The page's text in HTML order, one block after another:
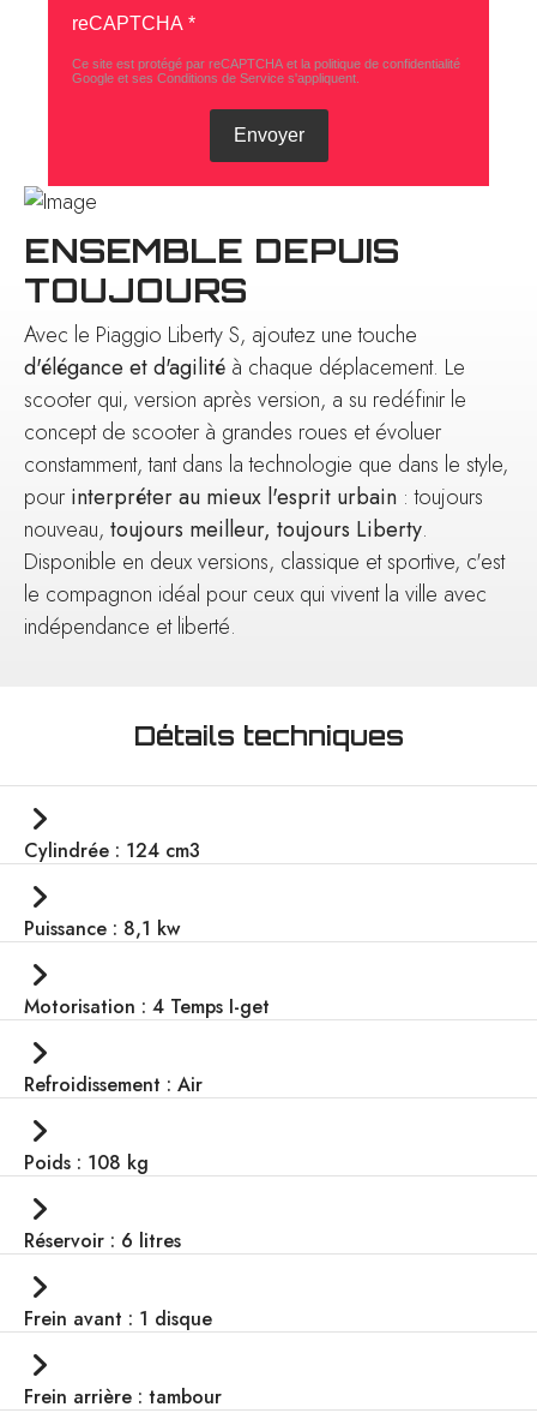
reCAPTCHA *
Ce site est protégé par reCAPTCHA et la politique de confidentialité
Google et ses Conditions de Service s'appliquent.
Envoyer
ENSEMBLE DEPUIS
TOUJOURS
Avec le Piaggio Liberty S, ajoutez une touche
d'élégance et d'agilité à chaque déplacement. Le
scooter qui, version après version, a su redéfinir le
concept de scooter à grandes roues et évoluer
constamment, tant dans la technologie que dans le style,
pour interpréter au mieux l'esprit urbain : toujours
nouveau, toujours meilleur, toujours Liberty.
Disponible en deux versions, classique et sportive, c'est
le compagnon idéal pour ceux qui vivent la ville avec
indépendance et liberté.
Détails techniques
Cylindrée : 124 cm3
Puissance : 8,1 kw
Motorisation : 4 Temps I-get
Refroidissement : Air
Poids : 108 kg
Réservoir : 6 litres
Frein avant : 1 disque
Frein arrière : tambour